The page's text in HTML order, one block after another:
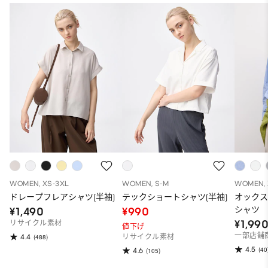
WOMEN, XS-3XL
ドレープフレアシャツ(半袖)
¥1,490
リサイクル素材
4.4 (488)
WOMEN, S-M
テックショートシャツ(半袖)
¥990
値下げ
リサイクル素材
4.6 (105)
WOMEN,
オック
シャツ
一部店舗
4.5